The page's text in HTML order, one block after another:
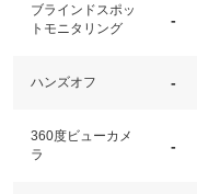
ブラインドスポッ
トモニタリング
-
ハンズオフ -
360度ビューカメ
ラ
-